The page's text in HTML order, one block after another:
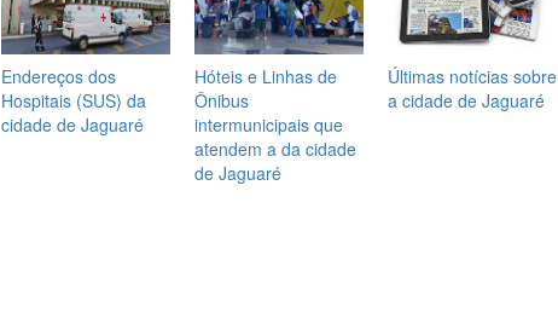
Endereços dos
Hospitais (SUS) da
cidade de Jaguaré
Hóteis e Linhas de
Ônibus
intermunicipais que
atendem a da cidade
de Jaguaré
Últimas notícias sobre
a cidade de Jaguaré